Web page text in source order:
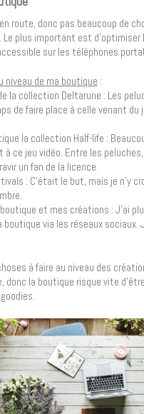
route, donc pas beaucoup de
plus important est d’optimiser
sur les téléphones
niveau de ma boutique :
la collection Deltarune : Les
de faire place à celle venant du
la collection Half-life :
ce jeu vidéo. Entre les
un fan de la licence.
: C’était le but, mais je n’y
et mes créations : J’ai
via les réseaux sociaux.
à faire au niveau des
donc la boutique risque vite